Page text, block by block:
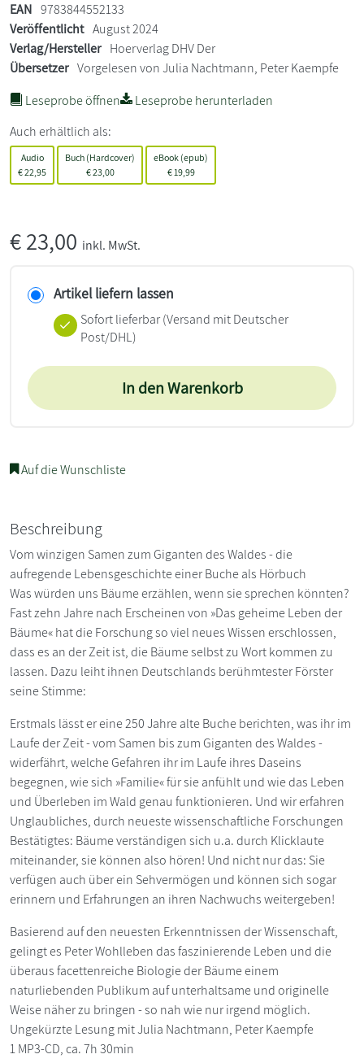
EAN 9783844552133
Veröffentlicht August 2024
Verlag/Hersteller Hoerverlag DHV Der
Übersetzer Vorgelesen von Julia Nachtmann, Peter Kaempfe
Leseprobe öffnen
Leseprobe herunterladen
Auch erhältlich als:
Audio
€22,95
Buch (Hardcover)
€23,00
eBook (epub)
€19,99
€23,00 inkl. MwSt.
Artikel liefern lassen
Sofort lieferbar(Versand mit Deutscher
Post/DHL)
In den Warenkorb
Auf die Wunschliste
Beschreibung
Vom winzigen Samen zum Giganten des Waldes - die
aufregende Lebensgeschichte einer Buche als Hörbuch
Was würden uns Bäume erzählen, wenn sie sprechen könnten?
Fast zehn Jahre nach Erscheinen von »Das geheime Leben der
Bäume« hat die Forschung so viel neues Wissen erschlossen,
dass es an der Zeit ist, die Bäume selbst zu Wort kommen zu
lassen. Dazu leiht ihnen Deutschlands berühmtester Förster
seine Stimme:
Erstmals lässt er eine 250 Jahre alte Buche berichten, was ihr im
Laufe der Zeit - vom Samen bis zum Giganten des Waldes -
widerfährt, welche Gefahren ihr im Laufe ihres Daseins
begegnen, wie sich »Familie« für sie anfühlt und wie das Leben
und Überleben im Wald genau funktionieren. Und wir erfahren
Unglaubliches, durch neueste wissenschaftliche Forschungen
Bestätigtes: Bäume verständigen sich u.a. durch Klicklaute
miteinander, sie können also hören! Und nicht nur das: Sie
verfügen auch über ein Sehvermögen und können sich sogar
erinnern und Erfahrungen an ihren Nachwuchs weitergeben!
Basierend auf den neuesten Erkenntnissen der Wissenschaft,
gelingt es Peter Wohlleben das faszinierende Leben und die
überaus facettenreiche Biologie der Bäume einem
naturliebenden Publikum auf unterhaltsame und originelle
Weise näher zu bringen - so nah wie nur irgend möglich.
Ungekürzte Lesung mit Julia Nachtmann, Peter Kaempfe
1 MP3-CD, ca. 7h 30min